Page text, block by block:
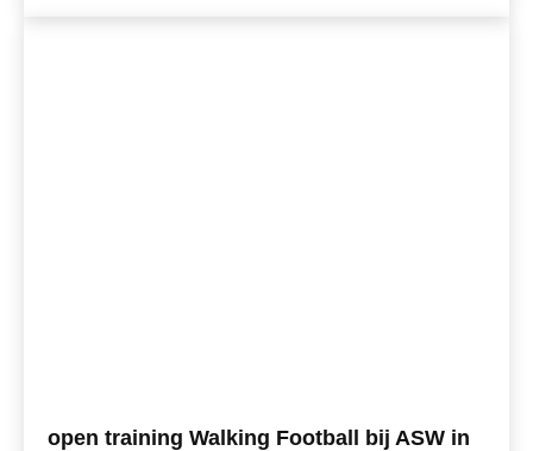
open training Walking Football bij ASW in